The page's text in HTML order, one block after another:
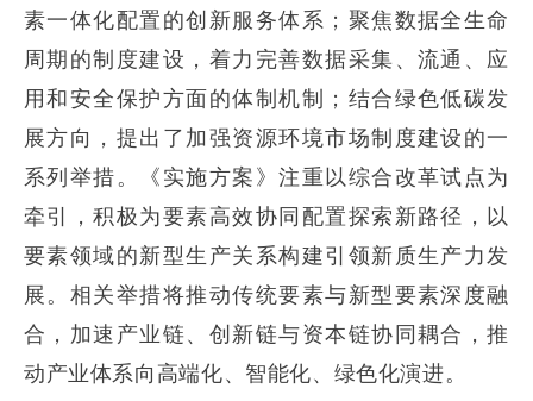
素一体化配置的创新服务体系；聚焦数据全生命
周期的制度建设，着力完善数据采集、流通、应
用和安全保护方面的体制机制；结合绿色低碳发
展方向，提出了加强资源环境市场制度建设的一
系列举措。《实施方案》注重以综合改革试点为
牵引，积极为要素高效协同配置探索新路径，以
要素领域的新型生产关系构建引领新质生产力发
展。相关举措将推动传统要素与新型要素深度融
合，加速产业链、创新链与资本链协同耦合，推
动产业体系向高端化、智能化、绿色化演进。